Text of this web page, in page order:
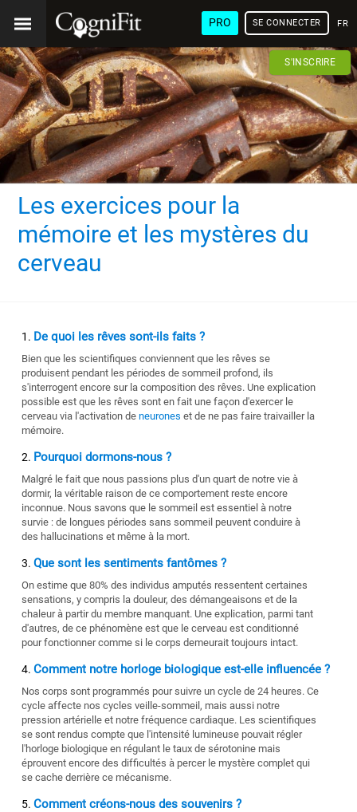
PRO SE CONNECTER
S'INSCRIRE
Les exercices pour la
mémoire et les mystères du
cerveau
De quoi les rêves sont-ils faits ?
Bien que les scientifiques conviennent que les rêves se
produisent pendant les périodes de sommeil profond, ils
s'interrogent encore sur la composition des rêves. Une explication
possible est que les rêves sont en fait une façon d'exercer le
cerveau via l'activation deneurones et de ne pas faire traivailler la
mémoire.
Pourquoi dormons-nous ?
Malgré le fait que nous passions plus d'un quart de notre vie à
dormir, la véritable raison de ce comportement reste encore
inconnue. Nous savons que le sommeil est essentiel à notre
survie : de longues périodes sans sommeil peuvent conduire à
des hallucinations et même à la mort.
Que sont les sentiments fantômes ?
On estime que 80% des individus amputés ressentent certaines
sensations, y compris la douleur, des démangeaisons et de la
chaleur à partir du membre manquant. Une explication, parmi tant
d'autres, de ce phénomène est que le cerveau est conditionné
pour fonctionner comme si le corps demeurait toujours intact.
Comment notre horloge biologique est-elle influencée ?
Nos corps sont programmés pour suivre un cycle de 24 heures. Ce
cycle affecte nos cycles veille-sommeil, mais aussi notre
pression artérielle et notre fréquence cardiaque. Les scientifiques
se sont rendus compte que l'intensité lumineuse pouvait régler
l'horloge biologique en régulant le taux de sérotonine mais
éprouvent encore des difficultés à percer le mystère complet qui
se cache derrière ce mécanisme.
Comment créons-nous des souvenirs ?